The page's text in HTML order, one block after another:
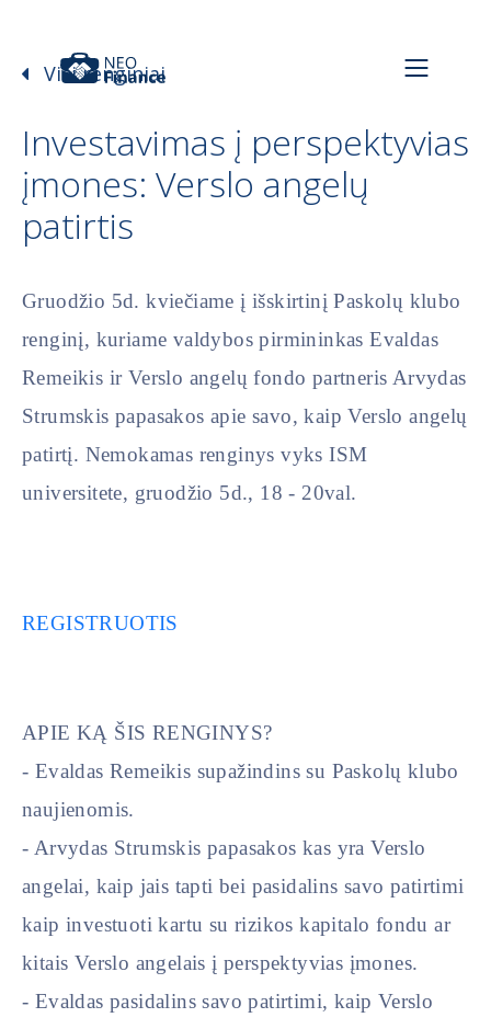
Visi renginiai
Investavimas į perspektyvias
įmones: Verslo angelų
patirtis
Gruodžio 5d. kviečiame į išskirtinį Paskolų klubo
renginį, kuriame valdybos pirmininkas Evaldas
Remeikis ir Verslo angelų fondo partneris Arvydas
Strumskis papasakos apie savo, kaip Verslo angelų
patirtį. Nemokamas renginys vyks ISM
universitete, gruodžio 5d., 18 - 20val.
REGISTRUOTIS
APIE KĄ ŠIS RENGINYS?
- Evaldas Remeikis supažindins su Paskolų klubo
naujienomis.
- Arvydas Strumskis papasakos kas yra Verslo
angelai, kaip jais tapti bei pasidalins savo patirtimi
kaip investuoti kartu su rizikos kapitalo fondu ar
kitais Verslo angelais į perspektyvias įmones.
- Evaldas pasidalins savo patirtimi, kaip Verslo